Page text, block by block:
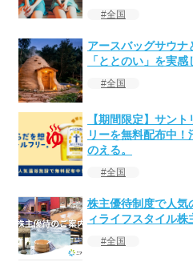
全国
アースバッグサウナ
「ととのい」を実感
全国
【期間限定】サン
リーを無料配布中
のえる。
全国
株主優待制度で人気
ィライフスタイル株
全国